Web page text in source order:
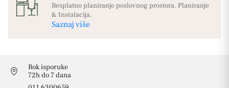
Besplatno planiranje poslovnog prostora. Planiranje
& Instalacija.
Saznaj više
Rok isporuke
72h do 7 dana